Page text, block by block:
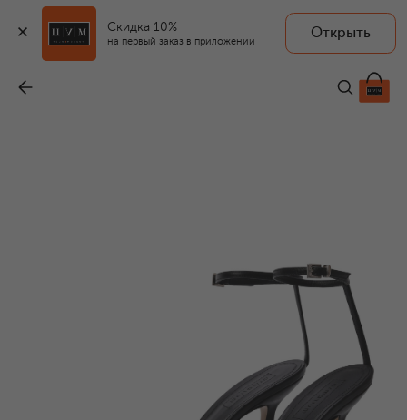
Скидка 10%
на первый заказ в приложении
Открыть
57 650 ₽